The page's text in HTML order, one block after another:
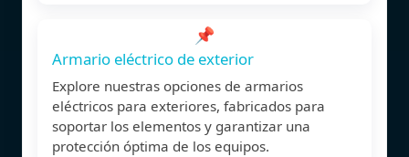
📌
Armario eléctrico de exterior
Explore nuestras opciones de armarios
eléctricos para exteriores, fabricados para
soportar los elementos y garantizar una
protección óptima de los equipos.